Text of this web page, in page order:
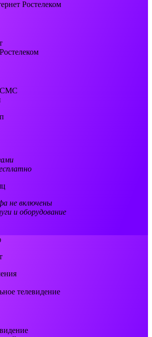
СМС
не включены
и оборудование